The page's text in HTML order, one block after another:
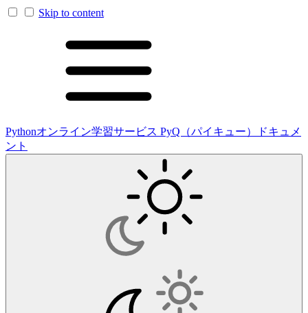
Skip to content
Pythonオンライン学習サービス PyQ（パイキュー）ドキュメ
ント